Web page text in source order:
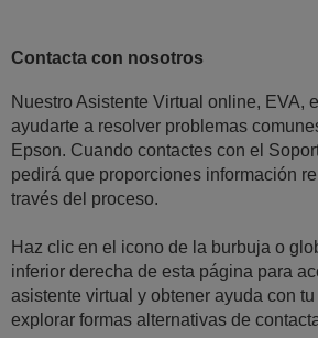
Contacta con nosotros
Nuestro Asistente Virtual online, EVA,
ayudarte a resolver problemas
Epson. Cuando contactes con el
pedirá que proporciones información
través del proceso.
Haz clic en el icono de la burbuja o
inferior derecha de esta página para
asistente virtual y obtener ayuda con
explorar formas alternativas de